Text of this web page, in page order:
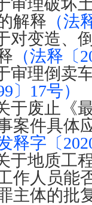
审理破坏
解释 （法
对变造、
（法释〔
审理倒卖
〕17号）
于废止《
案件具体
释字〔
于地质工
作人员能
主体的批